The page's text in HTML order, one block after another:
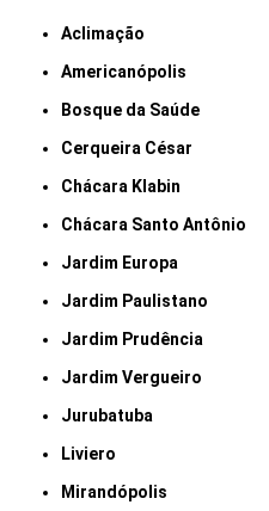
Aclimação
Americanópolis
Bosque da Saúde
Cerqueira César
Chácara Klabin
Chácara Santo Antônio
Jardim Europa
Jardim Paulistano
Jardim Prudência
Jardim Vergueiro
Jurubatuba
Liviero
Mirandópolis